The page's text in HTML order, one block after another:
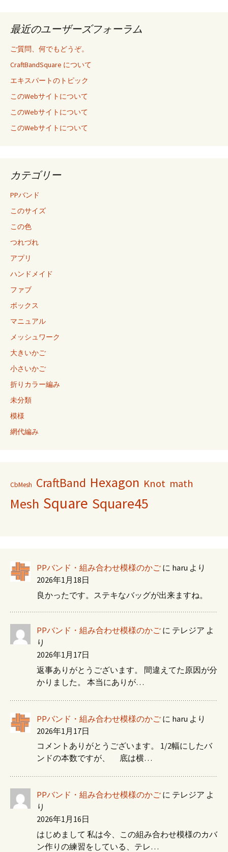
最近のユーザーズフォーラム
ご質問、何でもどうぞ。
CraftBandSquare について
エキスパートのトピック
このWebサイトについて
このWebサイトについて
このWebサイトについて
カテゴリー
PPバンド
このサイズ
この色
つれづれ
アプリ
ハンドメイド
ファブ
ボックス
マニュアル
メッシュワーク
大きいかご
小さいかご
折りカラー編み
未分類
模様
網代編み
CbMesh CraftBand Hexagon Knot math
Mesh Square Square45
PPバンド・組み合わせ模様のかご に haru より
2026年1月18日
良かったです。ステキなバッグが出来ますね。
PPバンド・組み合わせ模様のかご に テレジア よ
り
2026年1月17日
返事ありがとうございます。 間違えてた原因が分
かりました。 本当にありが…
PPバンド・組み合わせ模様のかご に haru より
2026年1月17日
コメントありがとうございます。 1/2幅にしたバ
ンドの本数ですが、 底は横…
PPバンド・組み合わせ模様のかご に テレジア よ
り
2026年1月16日
はじめまして 私は今、この組み合わせ模様のカバ
ン作りの練習をしている、テレ…